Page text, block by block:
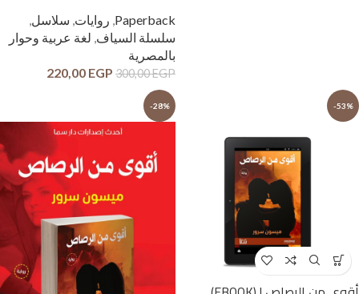
Paperback
, روايات, سلاسل,
سلسلة السياف, لغة عربية وحوار
بالمصرية
300,00EGP
220,00 EGP
-53%
-28%